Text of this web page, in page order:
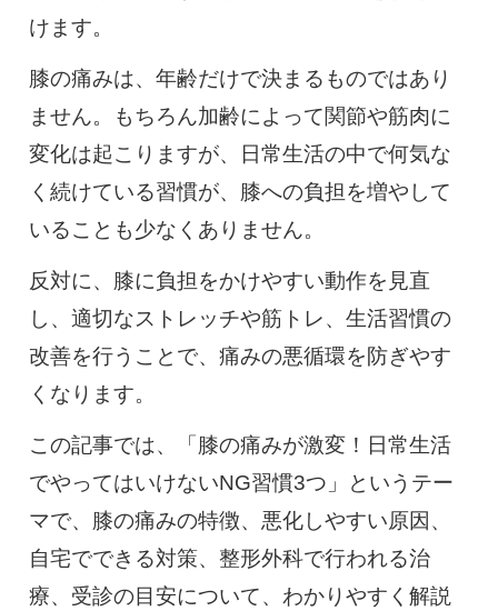
けます。
膝の痛みは、年齢だけで決まるものではあり
ません。もちろん加齢によって関節や筋肉に
変化は起こりますが、日常生活の中で何気な
く続けている習慣が、膝への負担を増やして
いることも少なくありません。
反対に、膝に負担をかけやすい動作を見直
し、適切なストレッチや筋トレ、生活習慣の
改善を行うことで、痛みの悪循環を防ぎやす
くなります。
この記事では、「膝の痛みが激変！日常生活
でやってはいけないNG習慣3つ」というテー
マで、膝の痛みの特徴、悪化しやすい原因、
自宅でできる対策、整形外科で行われる治
療、受診の目安について、わかりやすく解説